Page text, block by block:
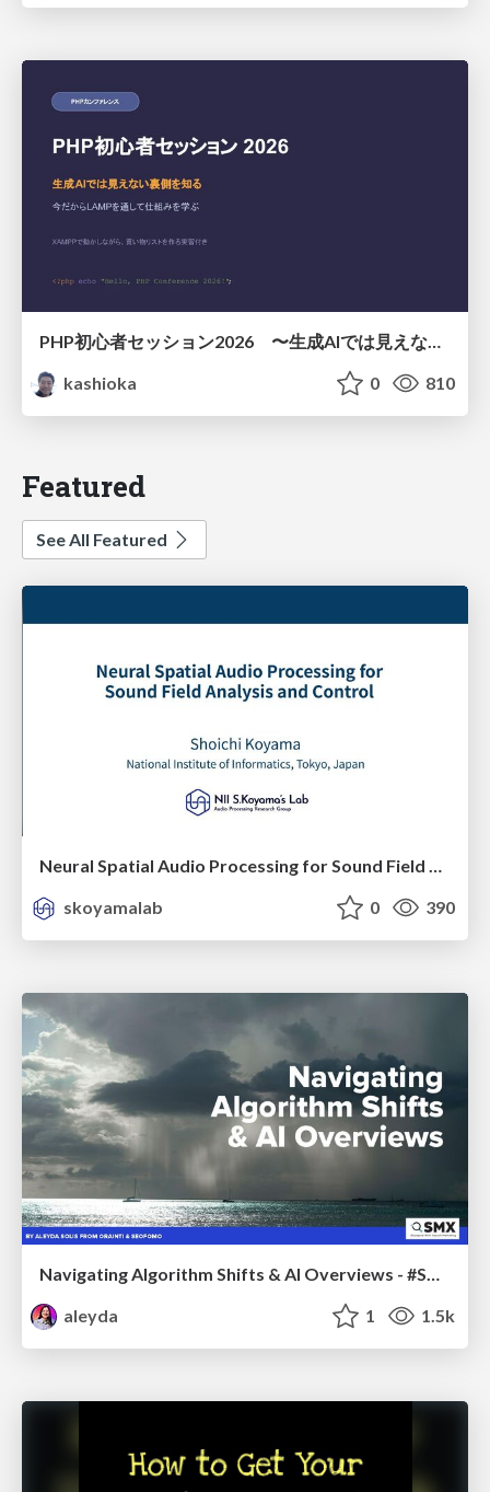
PHP初心者セッション2026 〜生成AIでは見えない裏側を知る：今だからLAMPを通して仕組みを学ぶ〜
kashioka
0 810
Featured
See All Featured
Neural Spatial Audio Processing for Sound Field Analysis and Control
skoyamalab
0 390
aleyda
1 1.5k